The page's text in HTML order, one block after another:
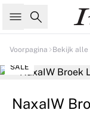
Zoeken
Voorpagina Bekijk alle
SALE
NaxaIW